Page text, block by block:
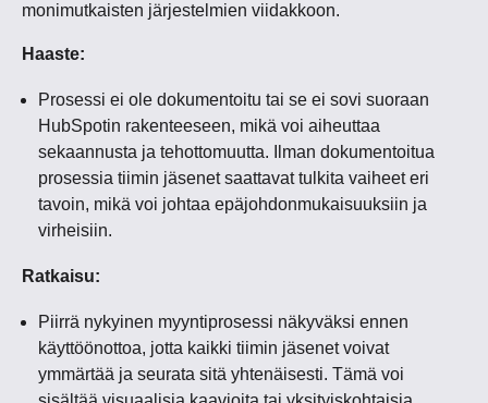
monimutkaisten järjestelmien viidakkoon.
Haaste:
Prosessi ei ole dokumentoitu tai se ei sovi suoraan
HubSpotin rakenteeseen, mikä voi aiheuttaa
sekaannusta ja tehottomuutta. Ilman dokumentoitua
prosessia tiimin jäsenet saattavat tulkita vaiheet eri
tavoin, mikä voi johtaa epäjohdonmukaisuuksiin ja
virheisiin.
Ratkaisu:
Piirrä nykyinen myyntiprosessi näkyväksi ennen
käyttöönottoa, jotta kaikki tiimin jäsenet voivat
ymmärtää ja seurata sitä yhtenäisesti. Tämä voi